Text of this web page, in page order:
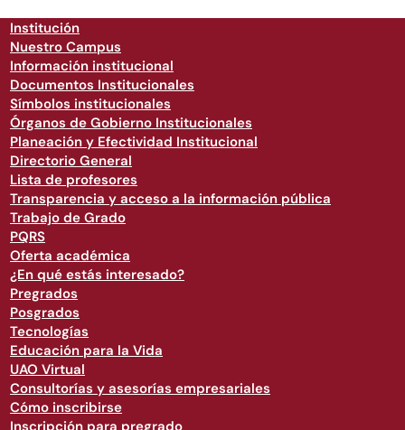
Institución
Nuestro Campus
Información institucional
Documentos Institucionales
Símbolos institucionales
Órganos de Gobierno Institucionales
Planeación y Efectividad Institucional
Directorio General
Lista de profesores
Transparencia y acceso a la información pública
Trabajo de Grado
PQRS
Oferta académica
¿En qué estás interesado?
Pregrados
Posgrados
Tecnologías
Educación para la Vida
UAO Virtual
Consultorías y asesorías empresariales
Cómo inscribirse
Inscripción para pregrado